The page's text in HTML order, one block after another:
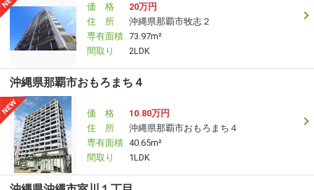
価 格
20万円
住 所
沖縄県那覇市牧志２
専有面積 73.97m²
間取り
2LDK
沖縄県那覇市おもろまち４
価 格
10.80万円
住 所
沖縄県那覇市おもろまち４
専有面積 40.65m²
間取り
1LDK